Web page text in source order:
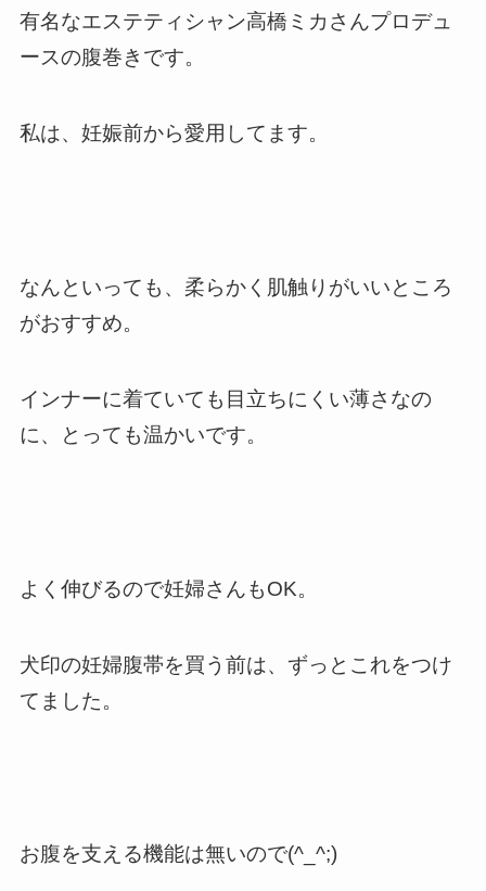
有名なエステティシャン高橋ミカさんプロデュ
ースの腹巻きです。
私は、妊娠前から愛用してます。
なんといっても、柔らかく肌触りがいいところ
がおすすめ。
インナーに着ていても目立ちにくい薄さなの
に、とっても温かいです。
よく伸びるので妊婦さんもOK。
犬印の妊婦腹帯を買う前は、ずっとこれをつけ
てました。
お腹を支える機能は無いので(^_^;)